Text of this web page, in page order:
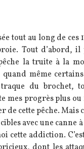
tout au long de
Tout d’abord,
la truite à la
même certains
du brochet,
mes progrès plus
cette pêche. Mais
avec une canne
cette addiction.